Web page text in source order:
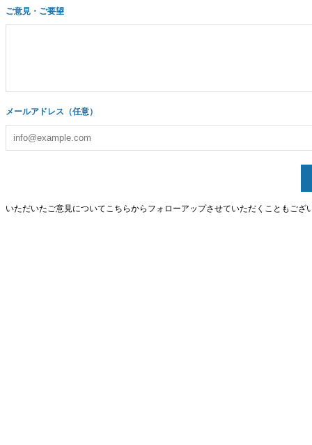
ご意見・ご要望
メールアドレス（任意）
いただいたご意見についてこちらからフォローアップさせていただくこともござ